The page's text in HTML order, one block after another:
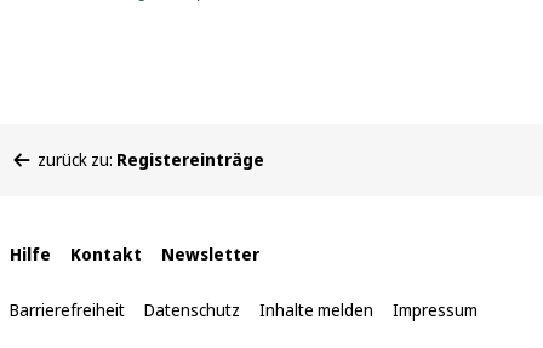
befinden
zurück zu: Registereinträge
Interne
Links
Hilfe Kontakt Newsletter
Barrierefreiheit Datenschutz Inhalte melden Impressum